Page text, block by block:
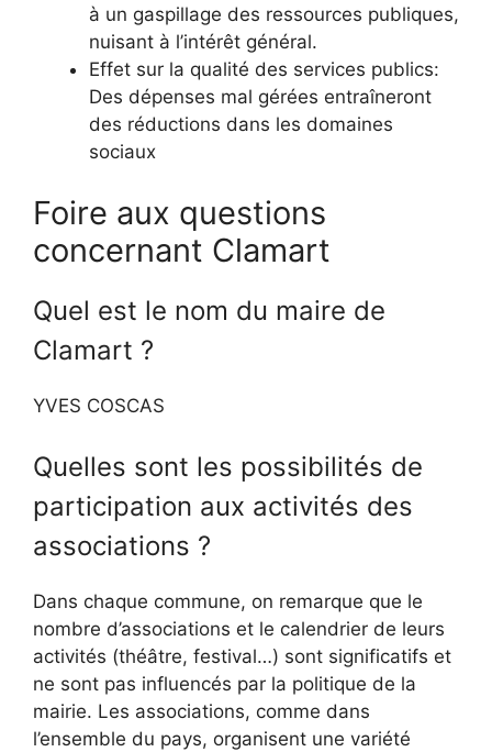
à un gaspillage des ressources publiques,
nuisant à l’intérêt général.
Effet sur la qualité des services publics:
Des dépenses mal gérées entraîneront
des réductions dans les domaines
sociaux
Foire aux questions
concernant Clamart
Quel est le nom du maire de
Clamart ?
YVES COSCAS
Quelles sont les possibilités de
participation aux activités des
associations ?
Dans chaque commune, on remarque que le
nombre d’associations et le calendrier de leurs
activités (théâtre, festival…) sont significatifs et
ne sont pas influencés par la politique de la
mairie. Les associations, comme dans
l’ensemble du pays, organisent une variété